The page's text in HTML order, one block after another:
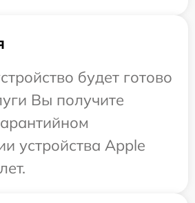
будет готово
Вы получите
устройства Apple